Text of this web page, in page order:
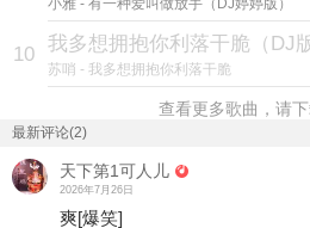
小雅 - 有一种爱叫做放手（DJ婷婷版）
10 我多想拥抱你利落干脆（DJ版
苏哨 - 我多想拥抱你利落干脆
查看更多歌曲，请
最新评论(2)
天下第1可人儿
2026年7月26日
爽[爆笑]